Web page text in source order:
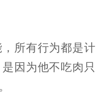
所有行为都是计
因为他不吃肉只